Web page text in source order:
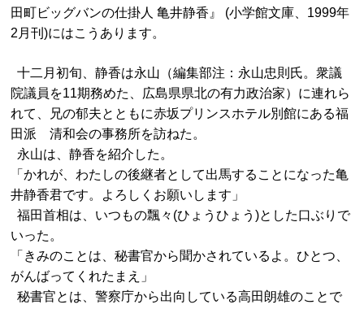
田町ビッグバンの仕掛人 亀井静香』 (小学館文庫、1999年
2月刊)にはこうあります。
十二月初旬、静香は永山（編集部注：永山忠則氏。衆議
院議員を11期務めた、広島県県北の有力政治家）に連れら
れて、兄の郁夫とともに赤坂プリンスホテル別館にある福
田派 清和会の事務所を訪ねた。
永山は、静香を紹介した。
「かれが、わたしの後継者として出馬することになった亀
井静香君です。よろしくお願いします」
福田首相は、いつもの飄々(ひょうひょう)とした口ぶりで
いった。
「きみのことは、秘書官から聞かされているよ。ひとつ、
がんばってくれたまえ」
秘書官とは、警察庁から出向している高田朗雄のことで